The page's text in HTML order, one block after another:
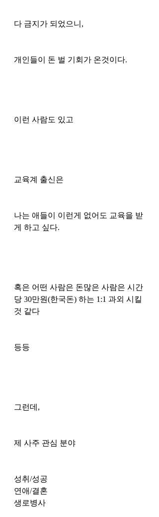
다 금지가 되었으니,
개인들이 돈 벌 기회가 온것이다.
이런 사람도 있고
교육계 출신은
나는 애들이 이런게 없어도 교육을 받
게 하고 싶다.
혹은 어떤 사람은 돈많은 사람은 시간
당 30만원(한국돈) 하는 1:1 과외 시킬
것 같다
등등
그런데,
제 사주 관심 분야
성취/성공
연애/결혼
생로병사